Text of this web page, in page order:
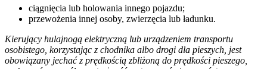
ciągnięcia lub holowania innego pojazdu;
przewożenia innej osoby, zwierzęcia lub ładunku.
Kierujący hulajnogą elektryczną lub urządzeniem transportu
osobistego, korzystając z chodnika albo drogi dla pieszych, jest
obowiązany jechać z prędkością zbliżoną do prędkości pieszego,